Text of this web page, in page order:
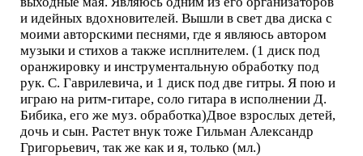
и идейных вдохновителей. Вышли в свет два диска с
моими авторскими песнями, где я являюсь автором
музыки и стихов а также исплнителем. (1 диск под
оранжировку и инструментальную обработку под
рук. С. Гаврилевича, и 1 диск под две гитры. Я пою и
играю на ритм-гитаре, соло гитара в исполнении Д.
Бибика, его же муз. обработка)Двое взрослых детей,
дочь и сын. Растет внук тоже Гильман Александр
Григорьевич, так же как и я, только (мл.)